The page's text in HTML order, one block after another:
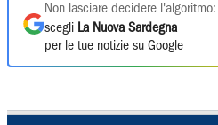
Non lasciare decidere l'algoritmo:
scegli La Nuova Sardegna
per le tue notizie su Google